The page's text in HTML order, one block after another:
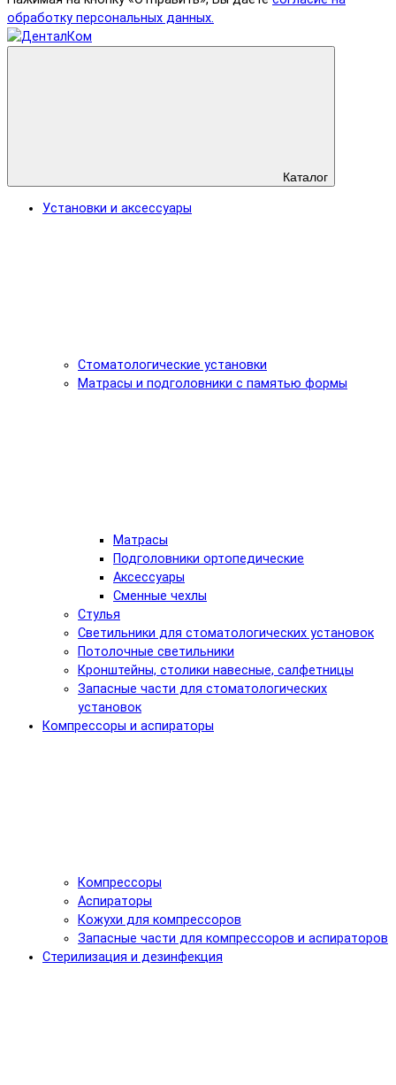
обработку персональных данных.
Каталог
Установки и аксессуары
Стоматологические установки
Матрасы и подголовники с памятью формы
Матрасы
Подголовники ортопедические
Аксессуары
Сменные чехлы
Стулья
Светильники для стоматологических установок
Потолочные светильники
Кронштейны, столики навесные, салфетницы
Запасные части для стоматологических
установок
Компрессоры и аспираторы
Компрессоры
Аспираторы
Кожухи для компрессоров
Запасные части для компрессоров и аспираторов
Стерилизация и дезинфекция